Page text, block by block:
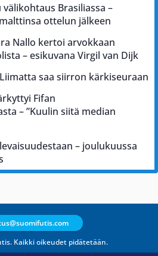
välikohtaus Brasiliassa –
ottelun jälkeen
Nallo kertoi arvokkaan
– esikuvana Virgil van Dijk
saa siirron kärkiseuraan
Fifan
– ”Kuulin siitä median
– joulukuussa
Kaikki oikeudet pidätetään.